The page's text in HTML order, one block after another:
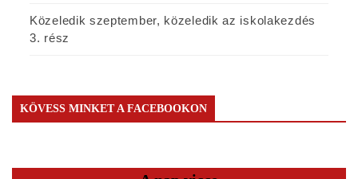
Közeledik szeptember, közeledik az iskolakezdés
3. rész
KÖVESS MINKET A FACEBOOKON